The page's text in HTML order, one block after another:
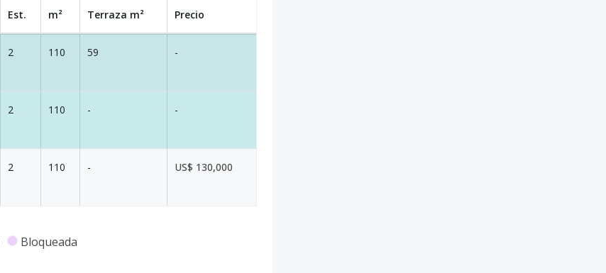
Est. m² Terraza m² Precio
2 110 59 -
2 110 - -
2 110 - US$ 130,000
Bloqueada